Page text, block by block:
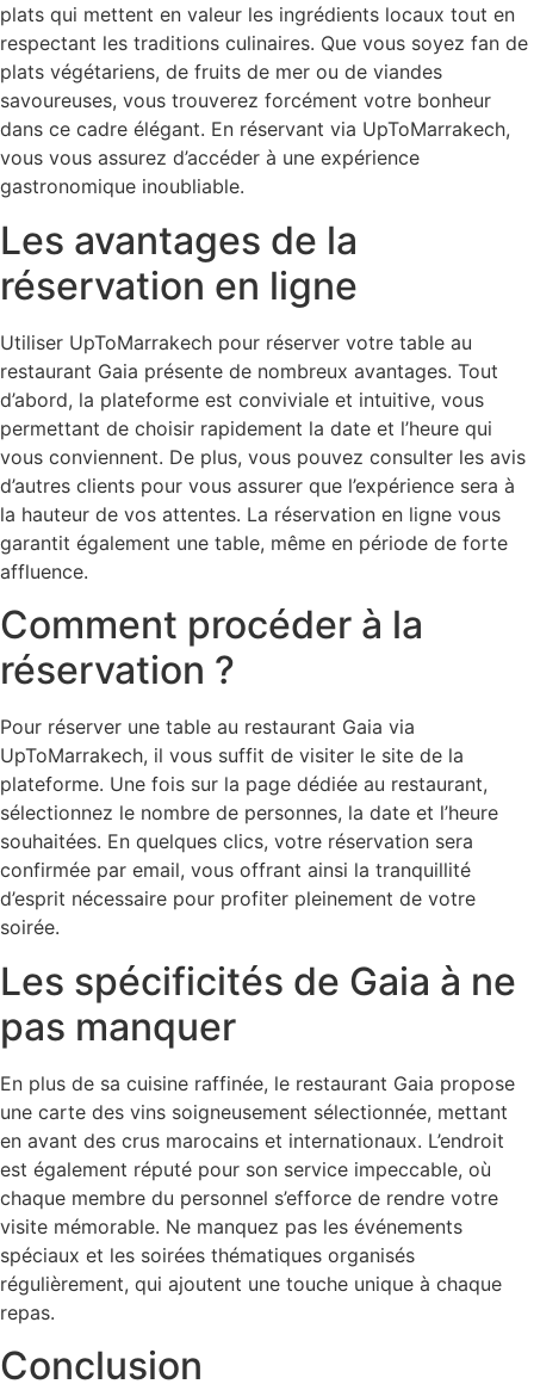
plats qui mettent en valeur les ingrédients locaux tout en
respectant les traditions culinaires. Que vous soyez fan de
plats végétariens, de fruits de mer ou de viandes
savoureuses, vous trouverez forcément votre bonheur
dans ce cadre élégant. En réservant via UpToMarrakech,
vous vous assurez d’accéder à une expérience
gastronomique inoubliable.
Les avantages de la
réservation en ligne
Utiliser UpToMarrakech pour réserver votre table au
restaurant Gaia présente de nombreux avantages. Tout
d’abord, la plateforme est conviviale et intuitive, vous
permettant de choisir rapidement la date et l’heure qui
vous conviennent. De plus, vous pouvez consulter les avis
d’autres clients pour vous assurer que l’expérience sera à
la hauteur de vos attentes. La réservation en ligne vous
garantit également une table, même en période de forte
affluence.
Comment procéder à la
réservation ?
Pour réserver une table au restaurant Gaia via
UpToMarrakech, il vous suffit de visiter le site de la
plateforme. Une fois sur la page dédiée au restaurant,
sélectionnez le nombre de personnes, la date et l’heure
souhaitées. En quelques clics, votre réservation sera
confirmée par email, vous offrant ainsi la tranquillité
d’esprit nécessaire pour profiter pleinement de votre
soirée.
Les spécificités de Gaia à ne
pas manquer
En plus de sa cuisine raffinée, le restaurant Gaia propose
une carte des vins soigneusement sélectionnée, mettant
en avant des crus marocains et internationaux. L’endroit
est également réputé pour son service impeccable, où
chaque membre du personnel s’efforce de rendre votre
visite mémorable. Ne manquez pas les événements
spéciaux et les soirées thématiques organisés
régulièrement, qui ajoutent une touche unique à chaque
repas.
Conclusion